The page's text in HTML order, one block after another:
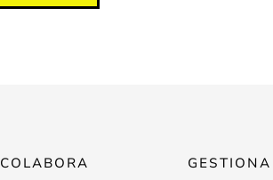
COLABORA GESTIONA